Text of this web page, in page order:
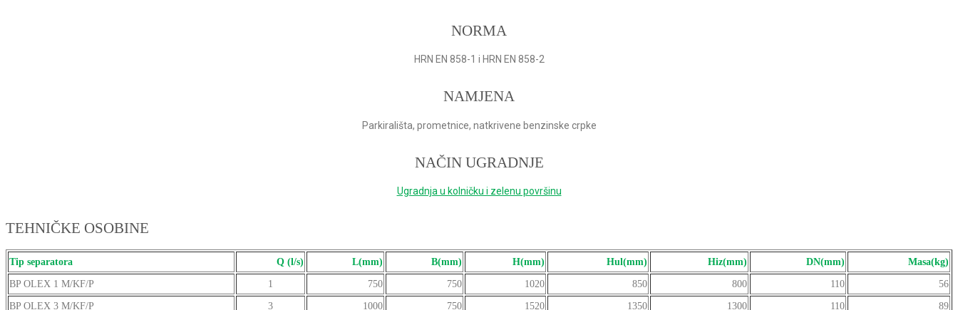
NORMA
HRN EN 858-1 i HRN EN 858-2
NAMJENA
Parkirališta, prometnice, natkrivene benzinske crpke
NAČIN UGRADNJE
Ugradnja u kolničku i zelenu površinu
TEHNIČKE OSOBINE
Tip separatora Q (l/s) L(mm) B(mm) H(mm) Hul(mm) Hiz(mm) DN(mm) Masa(kg)
BP OLEX 1 M/KF/P 1 750 750 1020 850 800 110 56
BP OLEX 3 M/KF/P 3 1000 750 1520 1350 1300 110 89